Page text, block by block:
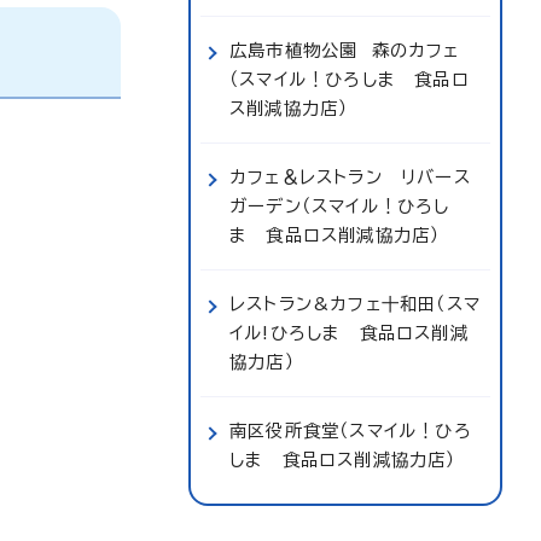
広島市植物公園 森のカフェ
（スマイル！ひろしま 食品ロ
ス削減協力店）
カフェ＆レストラン リバース
ガーデン（スマイル！ひろし
ま 食品ロス削減協力店）
レストラン&カフェ十和田（スマ
イル!ひろしま 食品ロス削減
協力店）
南区役所食堂（スマイル！ひろ
しま 食品ロス削減協力店）